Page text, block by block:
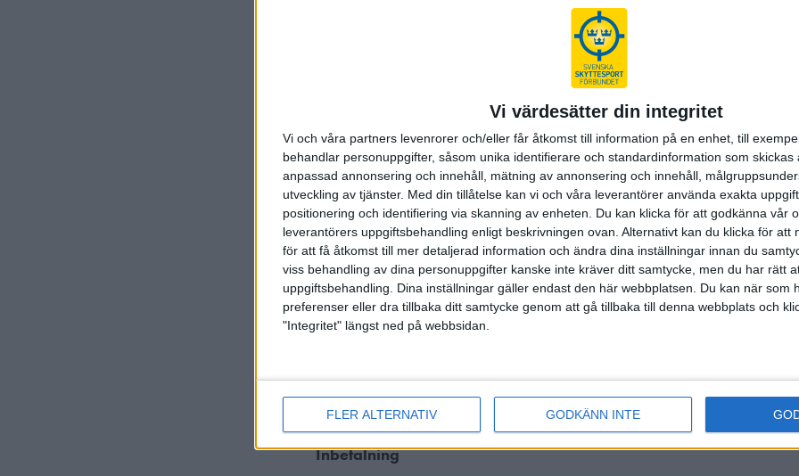
Vi värdesätter din integritet
Vi och våra partners levenrorer och/eller får åtkomst till information på en enhet, till
behandlar personuppgifter, såsom unika identifierare och standardinformation som skickas
anpassad annonsering och innehåll, mätning av annonsering och innehåll,
utveckling av tjänster. Med din tillåtelse kan vi och våra leverantörer använda exakta
positionering och identifiering via skanning av enheten. Du kan klicka för att godkänna vår
leverantörers uppgiftsbehandling enligt beskrivningen ovan. Alternativt kan du klicka för att
för att få åtkomst till mer detaljerad information och ändra dina inställningar innan du
viss behandling av dina personuppgifter kanske inte kräver ditt samtycke, men du har rätt
uppgiftsbehandling. Dina inställningar gäller endast den här webbplatsen. Du kan när som
preferenser eller dra tillbaka ditt samtycke genom att gå tillbaka till denna webbplats och
"Integritet" längst ned på webbsidan.
FLER ALTERNATIV GODKÄNN INTE
Implementeras för samtliga grenar och discipliner på tävlingar med minst
föreningar. Den idrottskommitté tävlingen tillhör kan, i samråd med
besluta att grenstödsavgift ska erläggas även om endast en förening deltar.
Undantag från grenstödsavgiften:
Avgiften tas inte ut i klasser för barn som är 13 år eller yngre. Skytt som
sig för ålder över 13 år och uppåt räknas dock in i grenstödet.
Föreningstävling, där endast föreningens egna medlemmar deltar och där
genomförs på föreningens egen skjutbana.
Klass vid prova-på-aktivitet (så kallad prova-på-klass)
Hemmabanetävling, definieras som tävling som sker mot skyttar i andra
skytt måste skjuta på sin egen hemmabana. Så fort skyttar från flera
samma bana/anläggning är det inte längre en hemmabanetävling.
Övriga tävlingar som undantas från kravet på tävlingslicens.
Inbetalning